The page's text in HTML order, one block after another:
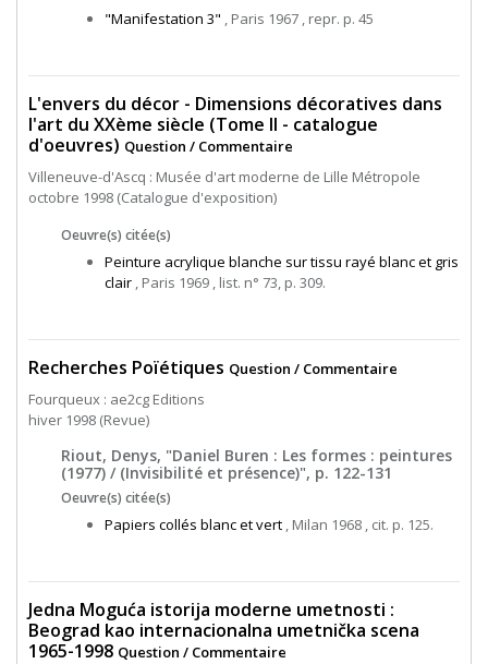
"Manifestation 3" , Paris 1967 , repr. p. 45
L'envers du décor - Dimensions décoratives dans
l'art du XXème siècle (Tome II - catalogue
d'oeuvres) Question / Commentaire
Villeneuve-d'Ascq : Musée d'art moderne de Lille Métropole
octobre 1998 (Catalogue d'exposition)
Oeuvre(s) citée(s)
Peinture acrylique blanche sur tissu rayé blanc et gris
clair , Paris 1969 , list. n° 73, p. 309.
Recherches Poïétiques Question / Commentaire
Fourqueux : ae2cg Editions
hiver 1998 (Revue)
Riout, Denys, "Daniel Buren : Les formes : peintures
(1977) / (Invisibilité et présence)", p. 122-131
Oeuvre(s) citée(s)
Papiers collés blanc et vert , Milan 1968 , cit. p. 125.
Jedna Moguća istorija moderne umetnosti :
Beograd kao internacionalna umetnička scena
1965-1998 Question / Commentaire